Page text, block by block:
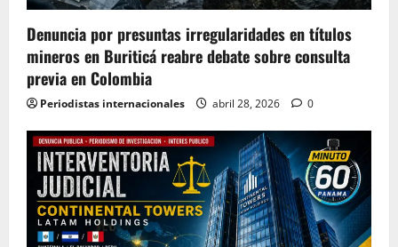
Denuncia por presuntas irregularidades en títulos
mineros en Buriticá reabre debate sobre consulta
previa en Colombia
Periodistas internacionales abril 28, 2026 0